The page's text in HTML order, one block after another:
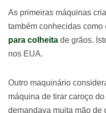
As primeiras máquinas
também conhecidas como
para colheita de grãos.
nos EUA.
Outro maquinário
máquina de tirar caroço
demandava muita mão de